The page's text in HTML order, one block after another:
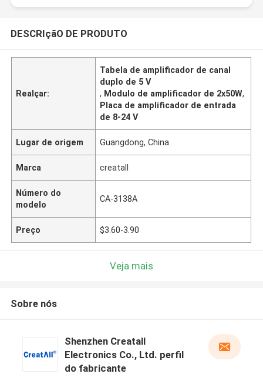
DESCRIçãO DE PRODUTO
Realçar:
Tabela de amplificador de canal
duplo de 5 V
, Modulo de amplificador de 2x50W,
Placa de amplificador de entrada
de 8-24 V
Lugar de origem Guangdong, China
Marca creatall
Número do
modelo
CA-3138A
Preço $3.60-3.90
Veja mais
Sobre nós
Shenzhen Creatall
Electronics Co., Ltd. perfil
do fabricante